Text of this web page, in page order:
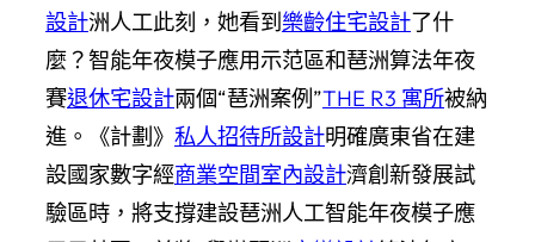
設計洲人工此刻，她看到 樂齡住宅設計了什
麼？智能年夜模子應用示范區和琶洲算法年夜
賽退休宅設計兩個“琶洲案例”THE R3 寓所被納
進。《計劃》 私人招待所設計明確廣東省在建
設國家數字經商業空間室內設計濟創新發展試
驗區時，將支撐建設琶洲人工智能年夜模子應